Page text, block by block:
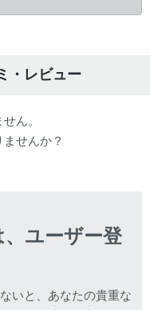
・レビュー
ん。
せんか？
、ユーザー登
いと、あなたの貴重な